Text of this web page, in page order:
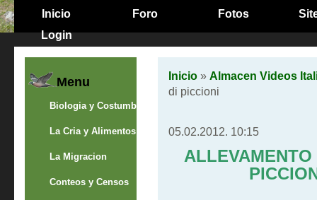
Inicio Foro Fotos
Login
Menu
Biologia y Costumbres
La Cria y Alimentos
La Migracion
Conteos y Censos
Inicio» Almacen Videos
di piccioni
05.02.2012. 10:15